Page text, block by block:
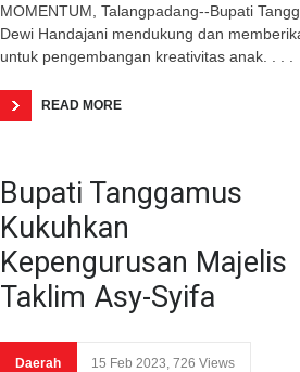
MOMENTUM, Talangpadang--Bupati
Dewi Handajani mendukung dan
untuk pengembangan kreativitas anak. . . .
READ MORE
Bupati Tanggamus
Kukuhkan
Kepengurusan Majelis
Taklim Asy-Syifa
Daerah 15 Feb 2023, 726 Views